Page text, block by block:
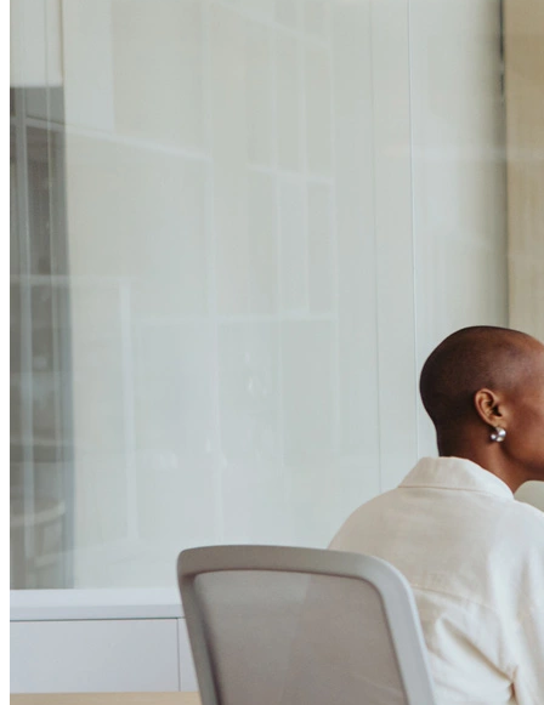
Canal de Ética
Código Corporativo de Conduta Ética
Compromisso com o Meio Ambiente
Educação Financeira
Política de Prevenção à Lavagem de Dinheiro
Política de Privacidade